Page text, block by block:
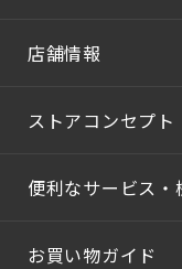
店舗情報
ストアコンセプト
便利なサービス・
お買い物ガイド